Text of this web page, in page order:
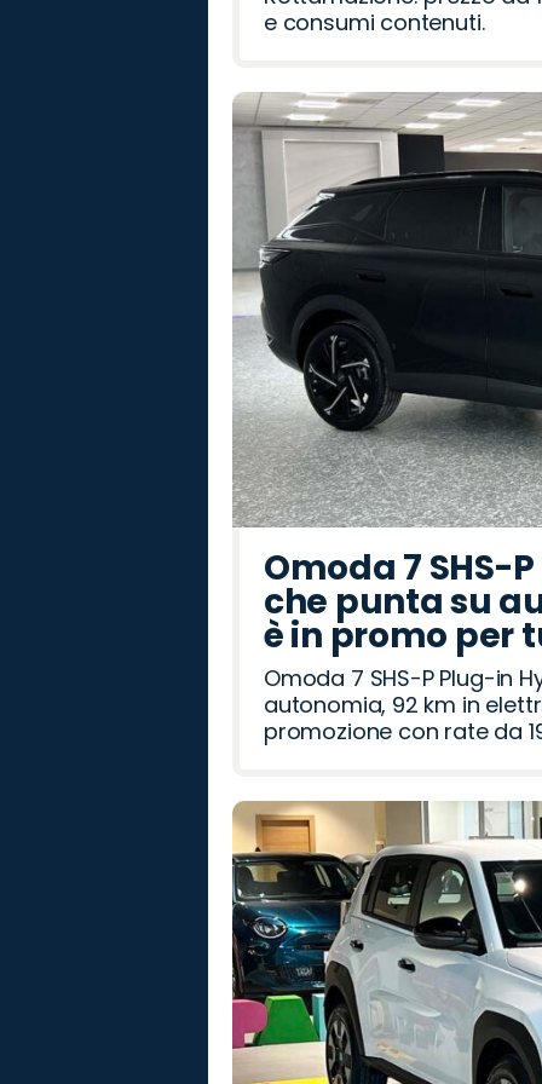
e consumi contenuti.
Omoda 7 SHS-
che punta su
è in promo per
Omoda 7 SHS-P Plug-in
autonomia, 92 km in
promozione con rate da